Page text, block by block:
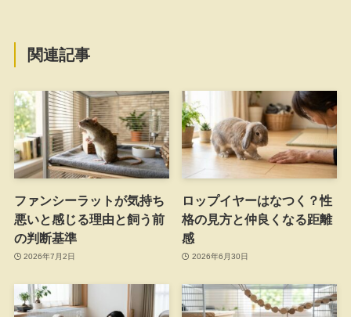
関連記事
ファンシーラットが気持ち
悪いと感じる理由と飼う前
の判断基準
2026年7月2日
ロップイヤーはなつく？性
格の見方と仲良くなる距離
感
2026年6月30日